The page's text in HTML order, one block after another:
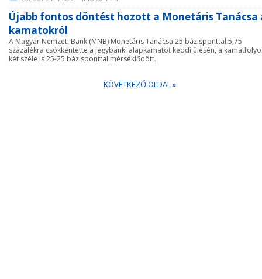
Újabb fontos döntést hozott a Monetáris Tanácsa
kamatokról
A Magyar Nemzeti Bank (MNB) Monetáris Tanácsa 25 bázisponttal 5,75
százalékra csökkentette a jegybanki alapkamatot keddi ülésén, a
két széle is 25-25 bázisponttal mérséklődött.
KÖVETKEZŐ OLDAL »